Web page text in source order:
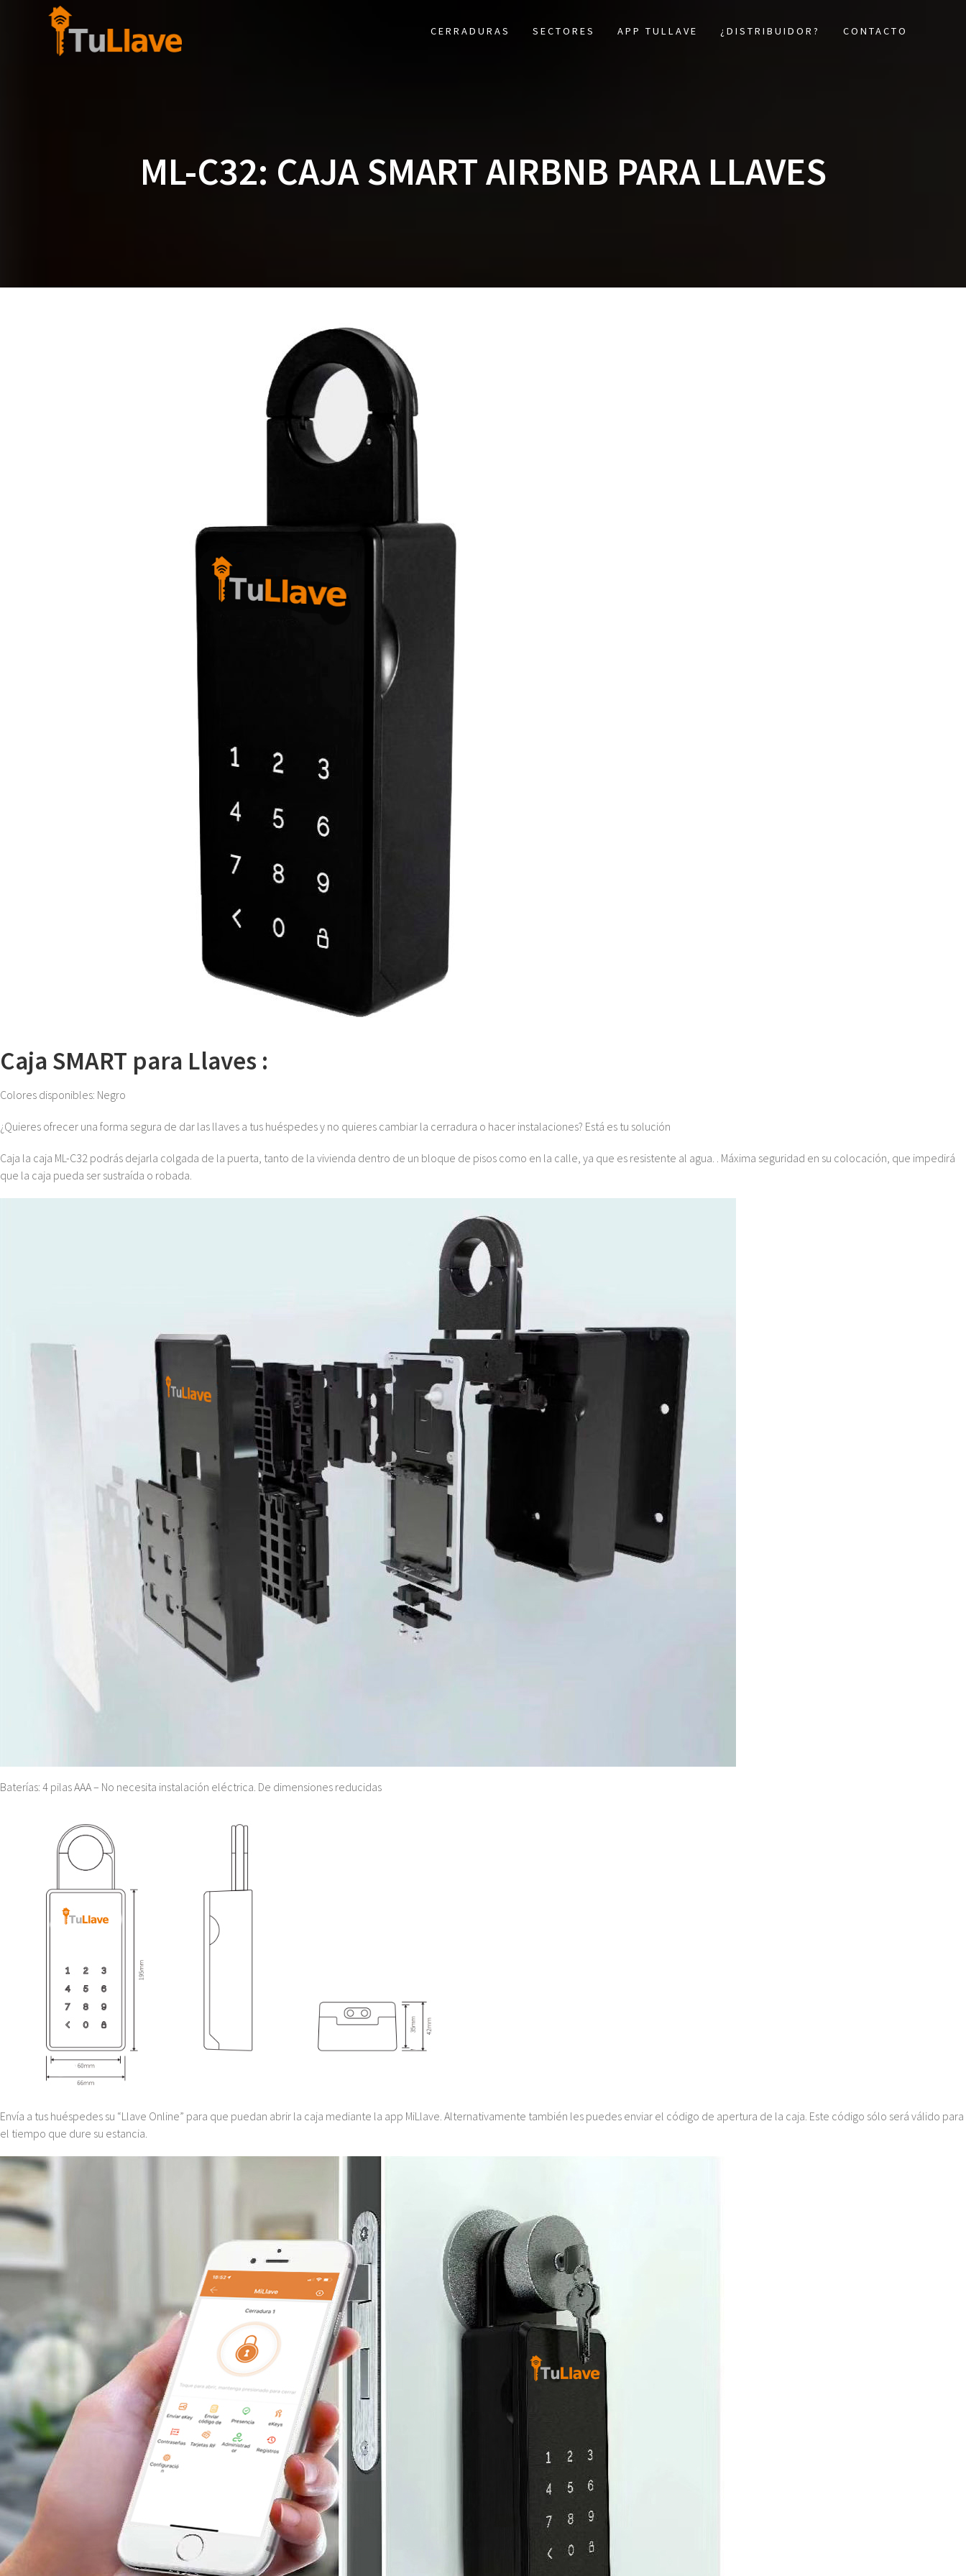
CERRADURAS SECTORES APP TULLAVE ¿DISTRIBUIDOR? CONTACTO
ML-C32: CAJA SMART AIRBNB PARA LLAVES
Caja SMART para Llaves :
Colores disponibles: Negro
¿Quieres ofrecer una forma segura de dar las llaves a tus huéspedes y no quieres cambiar la cerradura o hacer instalaciones? Está es tu solución
Caja la caja ML-C32 podrás dejarla colgada de la puerta, tanto de la vivienda dentro de un bloque de pisos como en la calle, ya que es resistente al agua. . Máxima seguridad en su colocación, que impedirá
que la caja pueda ser sustraída o robada.
Baterías: 4 pilas AAA – No necesita instalación eléctrica. De dimensiones reducidas
Envía a tus huéspedes su “Llave Online” para que puedan abrir la caja mediante la app MiLlave. Alternativamente también les puedes enviar el código de apertura de la caja. Este código sólo será válido para
el tiempo que dure su estancia.